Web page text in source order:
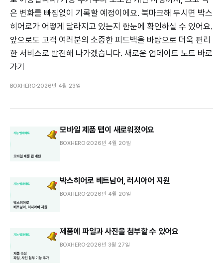
은 변화를 빠짐없이 기록할 예정이에요. 북마크해 두시면 박스
히어로가 어떻게 달라지고 있는지 한눈에 확인하실 수 있어요.
앞으로도 고객 여러분의 소중한 피드백을 바탕으로 더욱 편리
한 서비스로 발전해 나가겠습니다. 새로운 업데이트 노트 바로
가기
BOXHERO 2026년 4월 23일
모바일 제품 탭이 새로워졌어요
BOXHERO 2026년 4월 20일
박스히어로 베트남어, 러시아어 지원
BOXHERO 2026년 4월 20일
제품에 파일과 사진을 첨부할 수 있어요
BOXHERO 2026년 3월 27일